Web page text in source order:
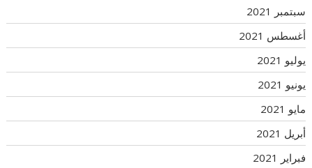
سبتمبر 2021
أغسطس 2021
يوليو 2021
يونيو 2021
مايو 2021
أبريل 2021
فبراير 2021